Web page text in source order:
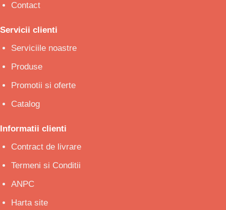
Contact
Servicii clienti
Serviciile noastre
Produse
Promotii si oferte
Catalog
Informatii clienti
Contract de livrare
Termeni si Conditii
ANPC
Harta site